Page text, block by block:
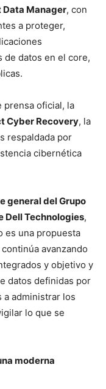
Manager, con
a proteger,
de datos en el core,
prensa oficial, la
Cyber Recovery, la
respaldada por
cibernética
general del Grupo
Dell Technologies,
es una propuesta
avanzando
y objetivo y
datos definidas por
a administrar los
lo que se
moderna